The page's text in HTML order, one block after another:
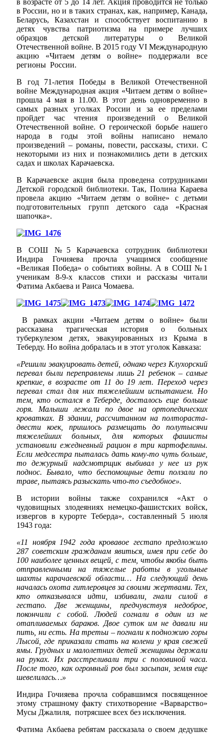
в России, но и в таких странах, как, например, Канада,
Беларусь, Казахстан и способствует воспитанию в
детях чувства патриотизма на примере лучших
образцов детской литературы о Великой
Отечественной войне. В 2015 году VI Международную
акцию «Читаем детям о войне» поддержали все
регионы России.
В год 71-летия Победы в Великой Отечественной
войне Международная акция «Читаем детям о войне»
прошла 4 мая в 11.00. В этот день одновременно в
самых разных уголках России и за ее пределами
пройдет час чтения произведений о Великой
Отечественной войне. О героической борьбе нашего
народа в годы этой войны написано немало
произведений – романы, повести, рассказы, стихи. С
некоторыми из них и познакомились дети в детских
садах и школах Карачаевска.
В Карачаевске акция была проведена сотрудниками
Детской городской библиотеки. Так, Полина Караева
провела акцию «Читаем детям о войне» с детьми
подготовительных групп детского сада «Красная
шапочка».
В СОШ №5 Карачаевска сотрудник библиотеки
Индира Гочияева прочла учащимся сообщение
«Великая Победа» о событиях войны. А в СОШ №1
ученикам 8-9-х классов стихи и рассказы читали
Фатима Акбаева и Раиса Чомаева.
В рамках акции «Читаем детям о войне» были
рассказана трагическая история о больных
туберкулезом детях, эвакуированных из Крыма в
Теберду. Но война добралась и в этот уголок Кавказа:
«Решили эвакуировать детей, однако через Клухорский
перевал были переправлены лишь 21 ребенок – самые
крепкие, в возрасте от 11 до 19 лет. Переход через
перевал стал для них тяжелейшим испытанием. Но
тем, кто остался в Теберде, досталось еще больше
горя. Малыши лежали по двое на ортопедических
кроватках. В здании, рассчитанном на полтораста-
двести коек, пришлось размещать до полутысячи
тяжелейших больных, для которых фашисты
установили ежедневный рацион в три картофелины.
Если медсестра пыталась дать кому-то чуть больше,
то дежурный надсмотрщик выбивал у нее из рук
поднос. Бывало, что беспомощные дети ползали по
траве, пытаясь разыскать что-то съедобное».
В истории войны также сохранился «Акт о
чудовищных злодеяниях немецко-фашистских войск,
извергов в курорте Теберда», составленный 5 июля
1943 года:
«11 ноября 1942 года кровавое гестапо предложило
287 советским гражданам явиться, имея при себе до
100 наиболее ценных вещей, с тем, чтобы якобы быть
отправленными на тяжелые работы в угольные
шахты карачаевской области… На следующий день
началась охота гитлеровцев за своими жертвами. Тех,
кто отказывался идти, избивали, гнали силой в
гестапо. Две женщины, предчувствуя недоброе,
покончили с собой. Людей согнали в один из не
отапливаемых бараков. Двое суток им не давали ни
пить, ни есть. На третьи – погнали к подножию горы
Лысой, где приказали стать на колени у края свежей
ямы. Грудных и малолетних детей женщины держали
на руках. Их расстреливали три с половиной часа.
После того, как огромный ров был засыпан, земля еще
шевелилась…»
Индира Гочияева прочла собравшимся посвященное
этому страшному факту стихотворение «Варварство»
Мусы Джалиля, потрясшее всех без исключения.
Фатима Акбаева ребятам рассказала о своем дедушке